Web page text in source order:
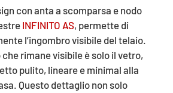
con anta a scomparsa e nodo
INFINITO AS, permette di
l’ingombro visibile del telaio.
che rimane visibile è solo il vetro,
pulito, lineare e minimal alla
Questo dettaglio non solo